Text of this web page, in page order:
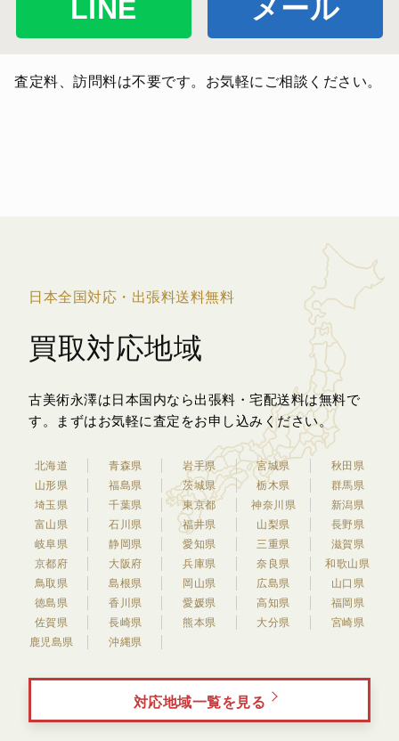
LINE メール
査定料、訪問料は不要です。お気軽にご相談ください。
日本全国対応・出張料送料無料
買取対応地域
古美術永澤は日本国内なら出張料・宅配送料は無料で
す。
まずはお気軽に査定をお申し込みください。
北海道 青森県 岩手県 宮城県
秋田県
山形県
福島県 茨城県 栃木県
群馬県
埼玉県
千葉県 東京都 神奈川県
新潟県
富山県
石川県 福井県 山梨県
長野県
岐阜県
静岡県 愛知県 三重県
滋賀県
京都府
大阪府 兵庫県 奈良県
和歌山県
鳥取県
島根県 岡山県 広島県
山口県
徳島県
香川県 愛媛県 高知県
福岡県
佐賀県
長崎県 熊本県 大分県
宮崎県
鹿児島県
沖縄県
対応地域一覧を見る